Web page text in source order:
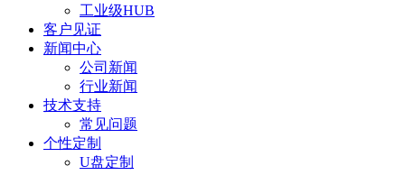
工业级HUB
客户见证
新闻中心
公司新闻
行业新闻
技术支持
常见问题
个性定制
U盘定制